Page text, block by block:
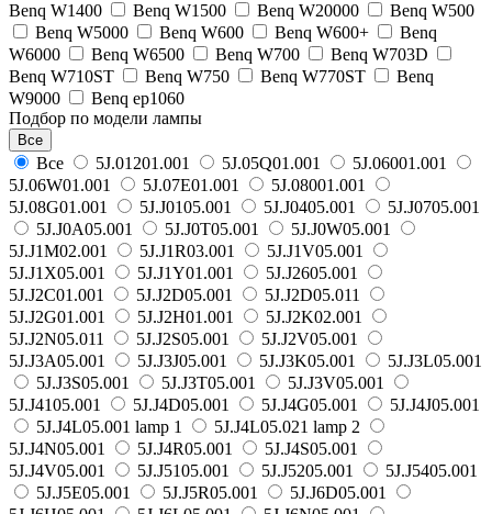
Benq W1400
Benq W1500 Benq W20000
Benq W500
Benq W5000
Benq W600 Benq W600+
Benq
W6000
Benq W6500 Benq W700
Benq W703D
Benq W710ST
Benq W750 Benq W770ST
Benq
W9000
Benq ер1060
Подбор по модели лампы
Все
Все 5J.01201.001 5J.05Q01.001
5J.06001.001
5J.06W01.001
5J.07E01.001
5J.08001.001
5J.08G01.001
5J.J0105.001 5J.J0405.001
5J.J0705.001
5J.J0A05.001
5J.J0T05.001
5J.J0W05.001
5J.J1M02.001
5J.J1R03.001
5J.J1V05.001
5J.J1X05.001
5J.J1Y01.001
5J.J2605.001
5J.J2C01.001
5J.J2D05.001
5J.J2D05.011
5J.J2G01.001
5J.J2H01.001
5J.J2K02.001
5J.J2N05.011
5J.J2S05.001
5J.J2V05.001
5J.J3A05.001
5J.J3J05.001 5J.J3K05.001
5J.J3L05.001
5J.J3S05.001
5J.J3T05.001
5J.J3V05.001
5J.J4105.001
5J.J4D05.001 5J.J4G05.001
5J.J4J05.001
5J.J4L05.001 lamp 1
5J.J4L05.021 lamp 2
5J.J4N05.001
5J.J4R05.001
5J.J4S05.001
5J.J4V05.001
5J.J5105.001 5J.J5205.001
5J.J5405.001
5J.J5E05.001
5J.J5R05.001
5J.J6D05.001